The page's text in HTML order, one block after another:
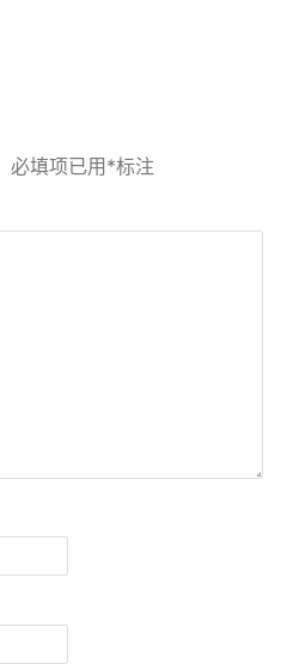
必填项已用 *标注